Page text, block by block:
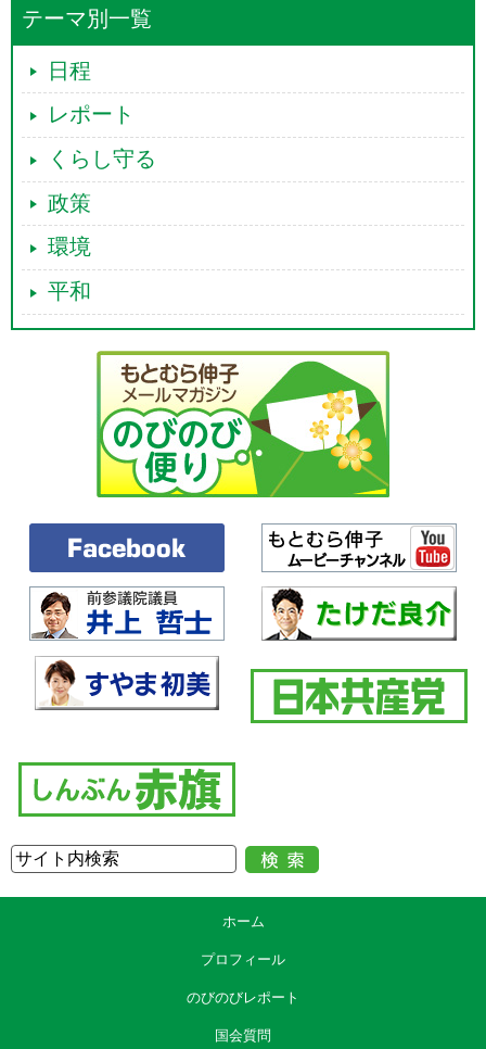
テーマ別一覧
日程
レポート
くらし守る
政策
環境
平和
ホーム
プロフィール
のびのびレポート
国会質問